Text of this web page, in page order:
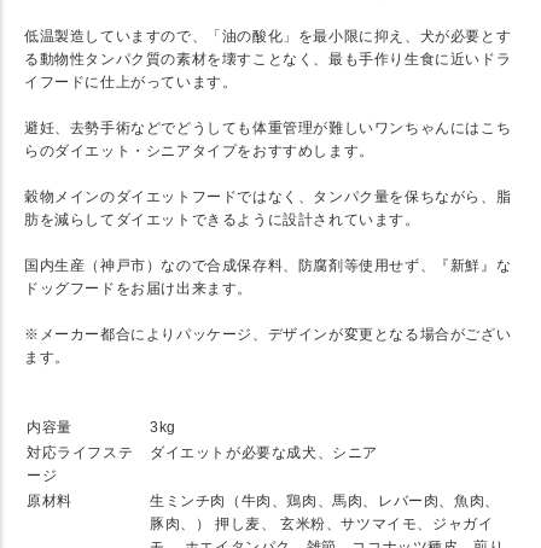
低温製造していますので、「油の酸化」を最小限に抑え、犬が必要とす
る動物性タンパク質の素材を壊すことなく、最も手作り生食に近いドラ
イフードに仕上がっています。
避妊、去勢手術などでどうしても体重管理が難しいワンちゃんにはこち
らのダイエット・シニアタイプをおすすめします。
穀物メインのダイエットフードではなく、タンパク量を保ちながら、脂
肪を減らしてダイエットできるように設計されています。
国内生産（神戸市）なので合成保存料、防腐剤等使用せず、『新鮮』な
ドッグフードをお届け出来ます。
※メーカー都合によりパッケージ、デザインが変更となる場合がござい
ます。
内容量
3kg
対応ライフステ
ージ
ダイエットが必要な成犬、シニア
原材料
生ミンチ肉（牛肉、鶏肉、馬肉、レバー肉、魚肉、
豚肉、） 押し麦、 玄米粉、サツマイモ、ジャガイ